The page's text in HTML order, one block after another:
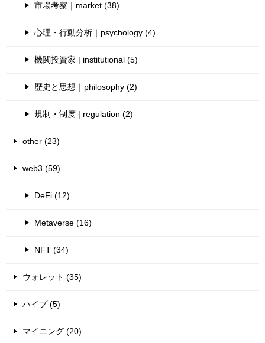
市場考察｜market (38)
心理・行動分析｜psychology (4)
機関投資家 | institutional (5)
歴史と思想｜philosophy (2)
規制・制度 | regulation (2)
other (23)
web3 (59)
DeFi (12)
Metaverse (16)
NFT (34)
ウォレット (35)
ハイプ (5)
マイニング (20)